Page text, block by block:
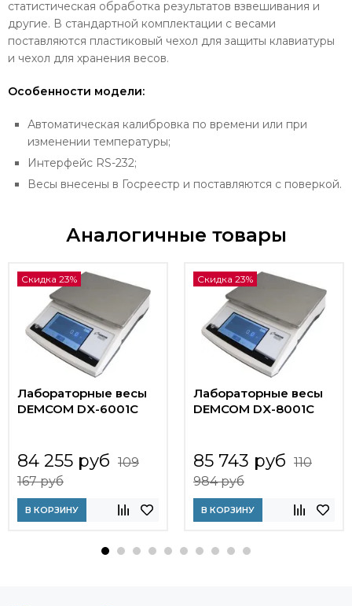
статистическая обработка результатов взвешивания и
другие. В стандартной комплектации с весами
поставляются пластиковый чехол для защиты клавиатуры
и чехол для хранения весов.
Особенности модели:
Автоматическая калибровка по времени или при
изменении температуры;
Интерфейс RS-232;
Весы внесены в Госреестр и поставляются с поверкой.
Аналогичные товары
Скидка 23%
Лабораторные весы
DEMCOM DX-6001C
84 255 руб 109
167 руб
В КОРЗИНУ
Скидка 23%
Лабораторные весы
DEMCOM DX-8001C
85 743 руб 110
984 руб
В КОРЗИНУ